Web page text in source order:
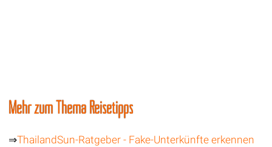
Mehr zum Thema Reisetipps
⇒ThailandSun-Ratgeber - Fake-Unterkünfte erkennen